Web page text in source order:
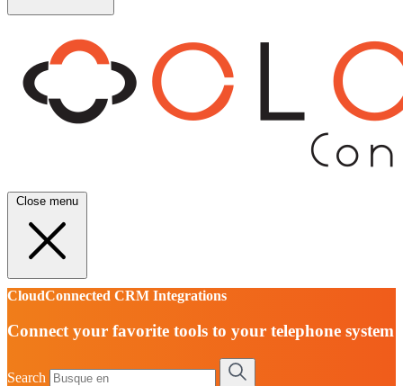
Close menu
CloudConnected CRM Integrations
Connect your favorite tools to your telephone system
Search